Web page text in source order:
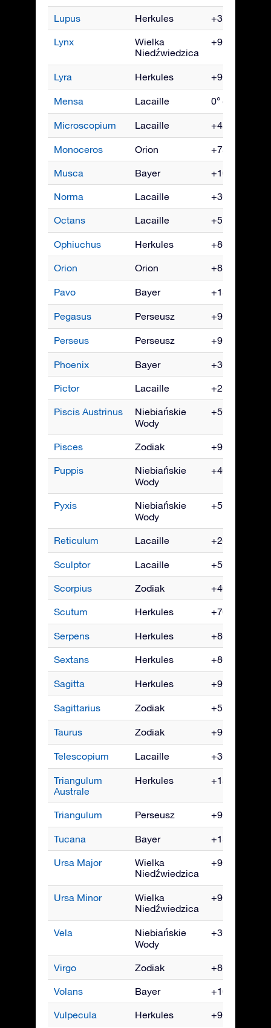
Lupus Herkules +35° do -90°
Lynx
Wielka
Niedźwiedzica
+90° do -35°
Lyra Herkules +90° do -40°
Mensa Lacaille 0° do -90°
Microscopium Lacaille +45° do -90°
Monoceros Orion +75° do -85°
Musca Bayer +10° do -90°
Norma Lacaille +30° do -90°
Octans Lacaille +5° do -90°
Ophiuchus Herkules +80° do -80°
Orion Orion +85° do -75°
Pavo Bayer +15° do -90°
Pegasus Perseusz +90° do -60°
Perseus Perseusz +90° do -35°
Phoenix Bayer +30° do -90°
Pictor Lacaille +25° do -90°
Piscis Austrinus
Niebiańskie
Wody
+50° do -90°
Pisces Zodiak +90° do -65°
Puppis
Niebiańskie
Wody
+40° do -90°
Pyxis
Niebiańskie
Wody
+50° do -90°
Reticulum Lacaille +20° do -90°
Sculptor Lacaille +50° do -90°
Scorpius Zodiak +40° do -90°
Scutum Herkules +70° do -90°
Serpens Herkules +80° do -80°
Sextans Herkules +80° do -80°
Sagitta Herkules +90° do -70°
Sagittarius Zodiak +55° do -90°
Taurus Zodiak +90° do -65°
Telescopium Lacaille +30° do -90°
Triangulum
Australe
Herkules +15° do -90°
Triangulum Perseusz +90° do -50°
Tucana Bayer +15° do -90°
Ursa Major
Wielka
Niedźwiedzica
+90° do -30°
Ursa Minor
Wielka
Niedźwiedzica
+90° do -10°
Vela
Niebiańskie
Wody
+30° do -90°
Virgo Zodiak +80° do -80°
Volans Bayer +10° do -90°
Vulpecula Herkules +90° do -55°